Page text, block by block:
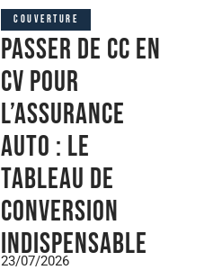
COUVERTURE
Passer de CC en
CV pour
l’assurance
auto : le
tableau de
conversion
indispensable
23/07/2026